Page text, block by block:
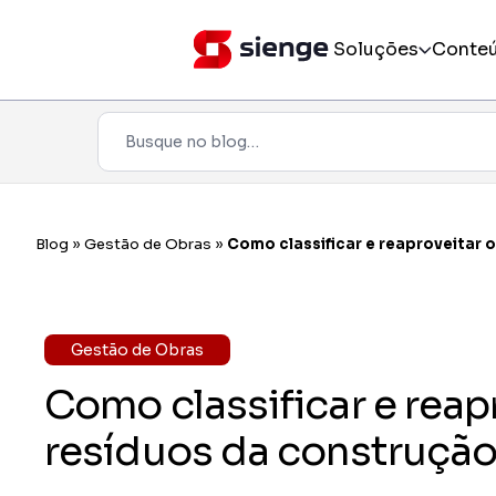
Soluções
Todos os produtos
Obra
Pós-vendas
Pesquisar
Blog » Gestão de Obras » Como classificar e reaproveitar
Gestão de Obras
Como classificar e
resíduos da